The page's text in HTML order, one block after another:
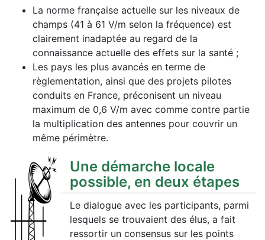
La norme française actuelle sur les niveaux de
champs (41 à 61 V/m selon la fréquence) est
clairement inadaptée au regard de la
connaissance actuelle des effets sur la santé ;
Les pays les plus avancés en terme de
règlementation, ainsi que des projets pilotes
conduits en France, préconisent un niveau
maximum de 0,6 V/m avec comme contre partie
la multiplication des antennes pour couvrir un
même périmètre.
Une démarche locale
possible, en deux étapes
Le dialogue avec les participants, parmi
lesquels se trouvaient des élus, a fait
ressortir un consensus sur les points